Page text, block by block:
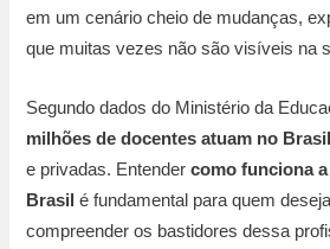
em um cenário cheio de mudanças,
que muitas vezes não são visíveis na
Segundo dados do Ministério da
milhões de docentes atuam no Brasil
e privadas. Entendercomo funciona
Brasil é fundamental para quem
compreender os bastidores dessa